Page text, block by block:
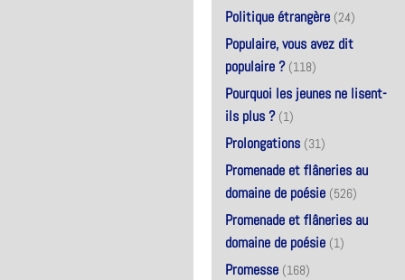
Politique étrangère (24)
Populaire, vous avez dit
populaire ? (118)
Pourquoi les jeunes ne lisent-
ils plus ? (1)
Prolongations (31)
Promenade et flâneries au
domaine de poésie (526)
Promenade et flâneries au
domaine de poésie (1)
Promesse (168)